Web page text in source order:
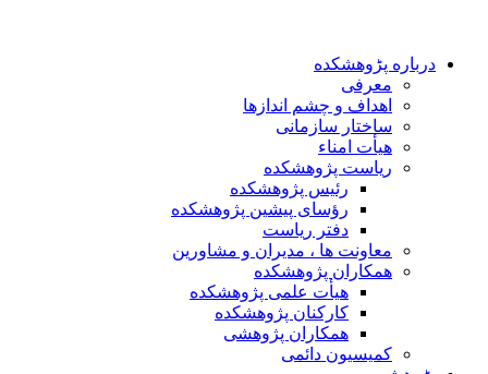
درباره پڑوهشکده
معرفی
اهداف و چشم اندازها
ساختار سازمانی
هیأت امناء
ریاست پژوهشکده
رئیس پژوهشکده
رؤسای پیشین پژوهشکده
دفتر ریاست
معاونت ها ، مدیران و مشاورین
همکاران پژوهشکده
هیأت علمی پژوهشکده
کارکنان پژوهشکده
همکاران پژوهشی
کمیسیون دائمی